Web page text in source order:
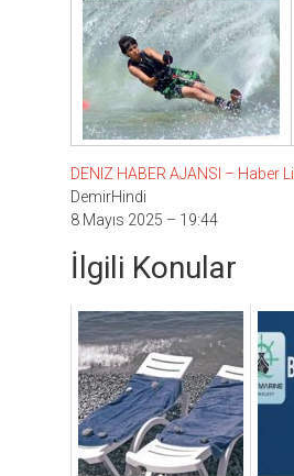
DENIZ HABER AJANSI – Haber
DemirHindi
8 Mayıs 2025 – 19:44
İlgili Konular